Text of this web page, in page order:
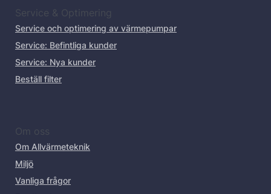
Service & Optimering
Service och optimering av värmepumpar
Service: Befintliga kunder
Service: Nya kunder
Beställ filter
Om oss
Om Allvärmeteknik
Miljö
Vanliga frågor